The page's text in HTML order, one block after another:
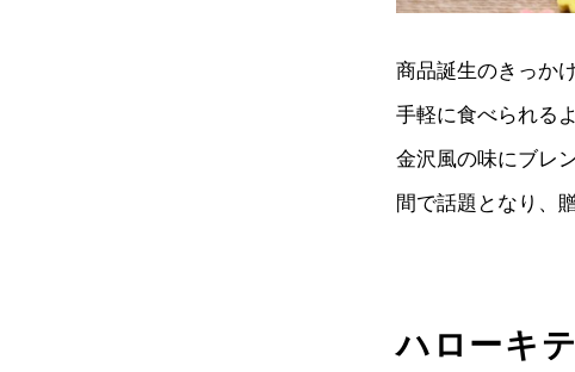
商品誕生のきっか
手軽に食べられる
金沢風の味にブレ
間で話題となり、
ハローキ